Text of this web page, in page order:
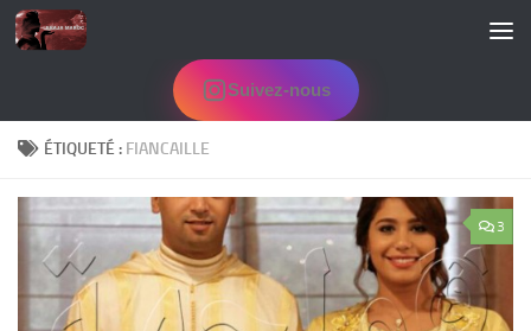
Skip to content
Suivez-nous
ÉTIQUETÉ : FIANCAILLE
3